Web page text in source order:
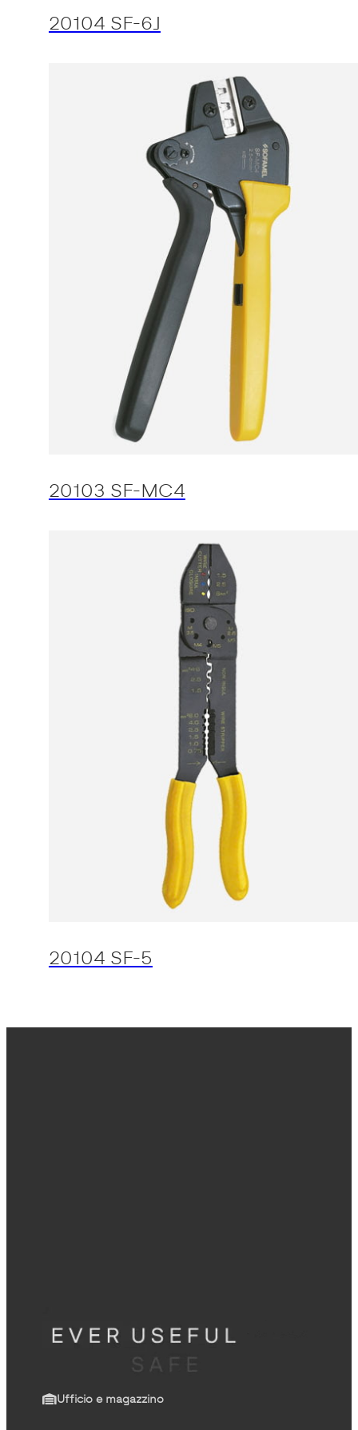
20104 SF-6J
20103 SF-MC4
20104 SF-5
Ufficio e magazzino